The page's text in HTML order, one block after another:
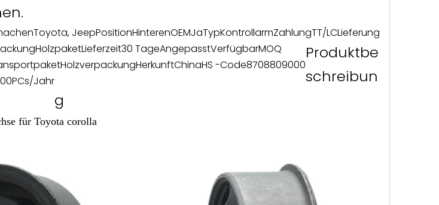
Toyota, JeepPositionHinterenOEMJaTypKontrollarmZahlungTT/LCLieferung
HolzpaketLieferzeit30 TageAngepasstVerfügbarMOQ
HolzverpackungHerkunftChinaHS -Code8708809000
Jahr
Produktbe
schreibun
g
für Toyota corolla